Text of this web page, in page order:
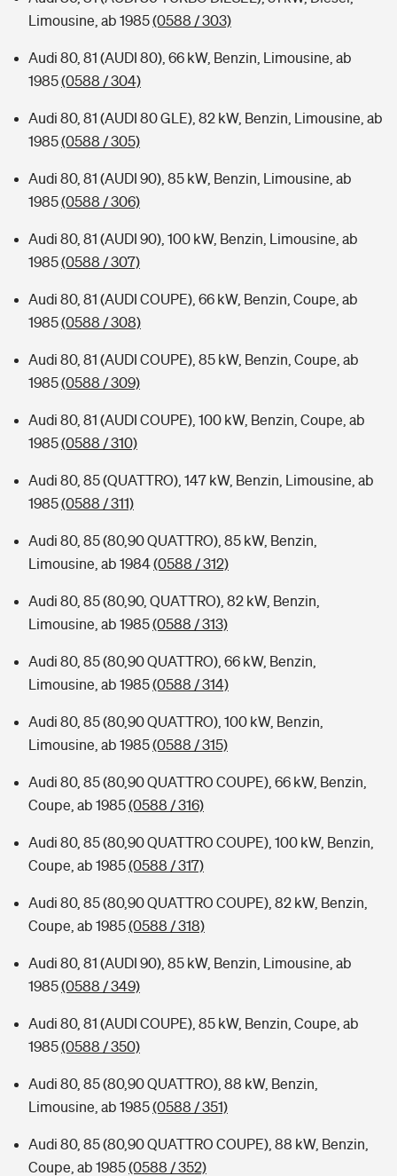
Typklassen: So ist Ihr Auto eingestuft
Sie haben Fragen?
Limousine, ab 1985(0588 / 303)
Audi 80, 81 (AUDI 80), 66 kW, Benzin, Limousine, ab
1985(0588 / 304)
Audi 80, 81 (AUDI 80 GLE), 82 kW, Benzin, Limousine, ab
1985(0588 / 305)
Audi 80, 81 (AUDI 90), 85 kW, Benzin, Limousine, ab
1985(0588 / 306)
Audi 80, 81 (AUDI 90), 100 kW, Benzin, Limousine, ab
1985(0588 / 307)
Audi 80, 81 (AUDI COUPE), 66 kW, Benzin, Coupe, ab
1985(0588 / 308)
Audi 80, 81 (AUDI COUPE), 85 kW, Benzin, Coupe, ab
1985(0588 / 309)
Audi 80, 81 (AUDI COUPE), 100 kW, Benzin, Coupe, ab
1985(0588 / 310)
Audi 80, 85 (QUATTRO), 147 kW, Benzin, Limousine, ab
1985(0588 / 311)
Audi 80, 85 (80,90 QUATTRO), 85 kW, Benzin,
Limousine, ab 1984(0588 / 312)
Audi 80, 85 (80,90, QUATTRO), 82 kW, Benzin,
Limousine, ab 1985(0588 / 313)
Audi 80, 85 (80,90 QUATTRO), 66 kW, Benzin,
Limousine, ab 1985(0588 / 314)
Audi 80, 85 (80,90 QUATTRO), 100 kW, Benzin,
Limousine, ab 1985(0588 / 315)
Audi 80, 85 (80,90 QUATTRO COUPE), 66 kW, Benzin,
Coupe, ab 1985(0588 / 316)
Audi 80, 85 (80,90 QUATTRO COUPE), 100 kW, Benzin,
Coupe, ab 1985(0588 / 317)
Audi 80, 85 (80,90 QUATTRO COUPE), 82 kW, Benzin,
Coupe, ab 1985(0588 / 318)
Audi 80, 81 (AUDI 90), 85 kW, Benzin, Limousine, ab
1985(0588 / 349)
Audi 80, 81 (AUDI COUPE), 85 kW, Benzin, Coupe, ab
1985(0588 / 350)
Audi 80, 85 (80,90 QUATTRO), 88 kW, Benzin,
Limousine, ab 1985(0588 / 351)
Audi 80, 85 (80,90 QUATTRO COUPE), 88 kW, Benzin,
Coupe, ab 1985(0588 / 352)